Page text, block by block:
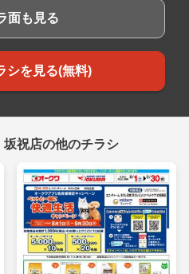
面も見る
シを見る(無料)
祝店の他のチラシ